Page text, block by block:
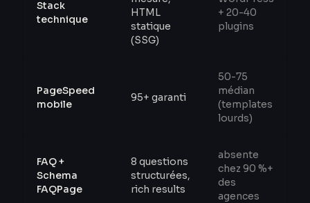
Stack
technique
HTML
statique
(SSG)
+ 20-40
plugins
PageSpeed
mobile
95+ garanti
50-75
médian
(templates
lourds)
FAQ +
Schema
FAQPage
8 questions
structurées,
rich results
absente
chez 90 %+
des
agences